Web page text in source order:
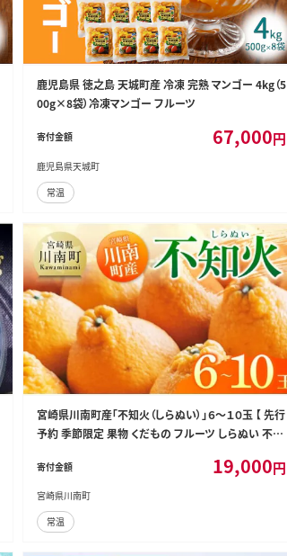
鹿児島県 徳之島 天城町産 冷凍 完熟 マンゴー 4kg（5
00g×8袋）冷凍マンゴー フルーツ
寄付金額 67,000円
鹿児島県天城町
常温
宮崎県川南町産「不知火（しらぬい）」６～１０玉 【 先行
予約 季節限定 果物 くだもの フルーツ しらぬい 不知
寄付金額 19,000円
宮崎県川南町
常温